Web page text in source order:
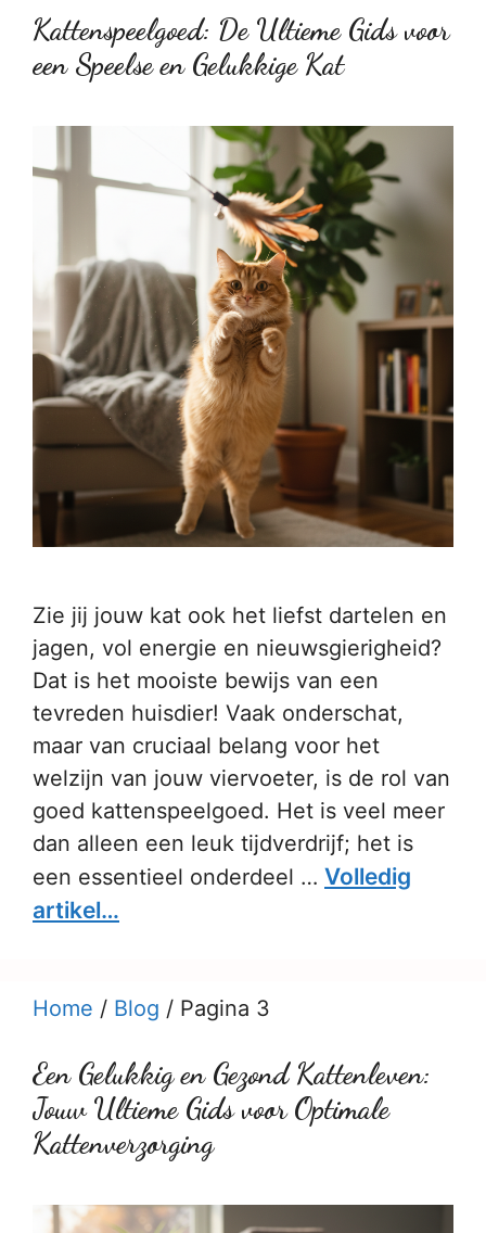
Kattenspeelgoed: De Ultieme Gids voor
een Speelse en Gelukkige Kat
Zie jij jouw kat ook het liefst dartelen en
jagen, vol energie en nieuwsgierigheid?
Dat is het mooiste bewijs van een
tevreden huisdier! Vaak onderschat,
maar van cruciaal belang voor het
welzijn van jouw viervoeter, is de rol van
goed kattenspeelgoed. Het is veel meer
dan alleen een leuk tijdverdrijf; het is
een essentieel onderdeel … Volledig
artikel…
Home / Blog / Pagina 3
Een Gelukkig en Gezond Kattenleven:
Jouw Ultieme Gids voor Optimale
Kattenverzorging